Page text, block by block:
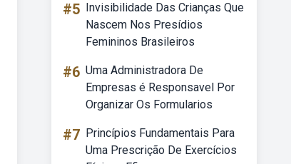
#5 Invisibilidade Das Crianças Que
Nascem Nos Presídios
Femininos Brasileiros
#6 Uma Administradora De
Empresas é Responsavel Por
Organizar Os Formularios
#7 Princípios Fundamentais Para
Uma Prescrição De Exercícios